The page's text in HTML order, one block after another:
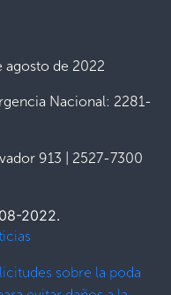
agosto de 2022
Nacional: 2281-
913 | 2527-7300
2022.
sobre la poda